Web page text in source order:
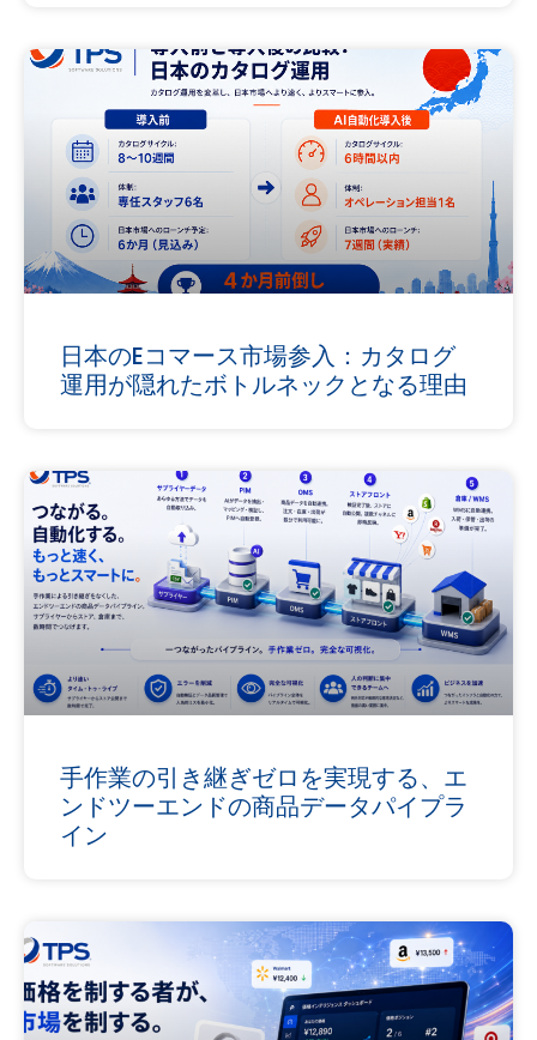
日本のEコマース市場参入：カタログ
運用が隠れたボトルネックとなる理由
手作業の引き継ぎゼロを実現する、エ
ンドツーエンドの商品データパイプラ
イン